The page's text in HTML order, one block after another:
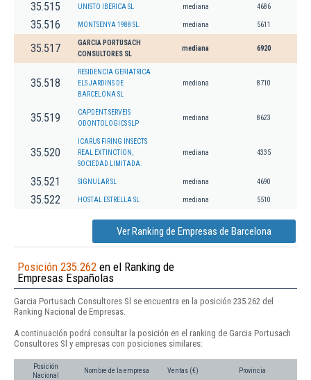
35.515 UNISTO IBERICA SL mediana 4686
35.516 MONTSENYA 1988 SL. mediana 5611
35.517
GARCIA PORTUSACH
CONSULTORES SL
mediana 6920
35.518
RESIDENCIA GERIATRICA
ELS JARDINS DE
BARCELONA SL
mediana 8710
35.519
CAPDENT SERVEIS
ODONTOLOGICS SLP
mediana 8623
35.520
ICARUS FIRING INSECTS
REAL EXTINCTION,
SOCIEDAD LIMITADA.
mediana 4335
35.521 SIGNULAR SL mediana 4690
35.522 HOSTAL ESTRELLA SL mediana 5510
Ver Ranking de Empresas de Barcelona
Posición 235.262 en el Ranking de
Empresas Españolas
Garcia Portusach Consultores Sl se encuentra en la posición 235.262 del
Ranking Nacional de Empresas.
A continuación podrá consultar la posición en el ranking de Garcia Portusach
Consultores Sl y empresas con posiciones similares:
Posición
Nacional
Nombre de la empresa Ventas (€) Provincia